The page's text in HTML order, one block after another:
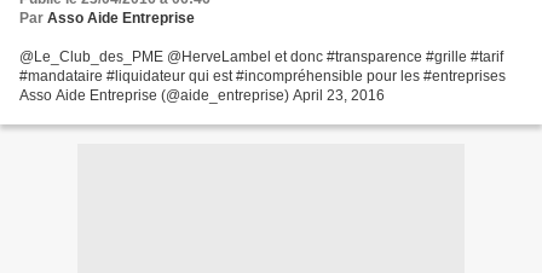
Par Asso Aide Entreprise
@Le_Club_des_PME @HerveLambel et donc #transparence #grille #tarif
#mandataire #liquidateur qui est #incompréhensible pour les #entreprises
Asso Aide Entreprise (@aide_entreprise) April 23, 2016